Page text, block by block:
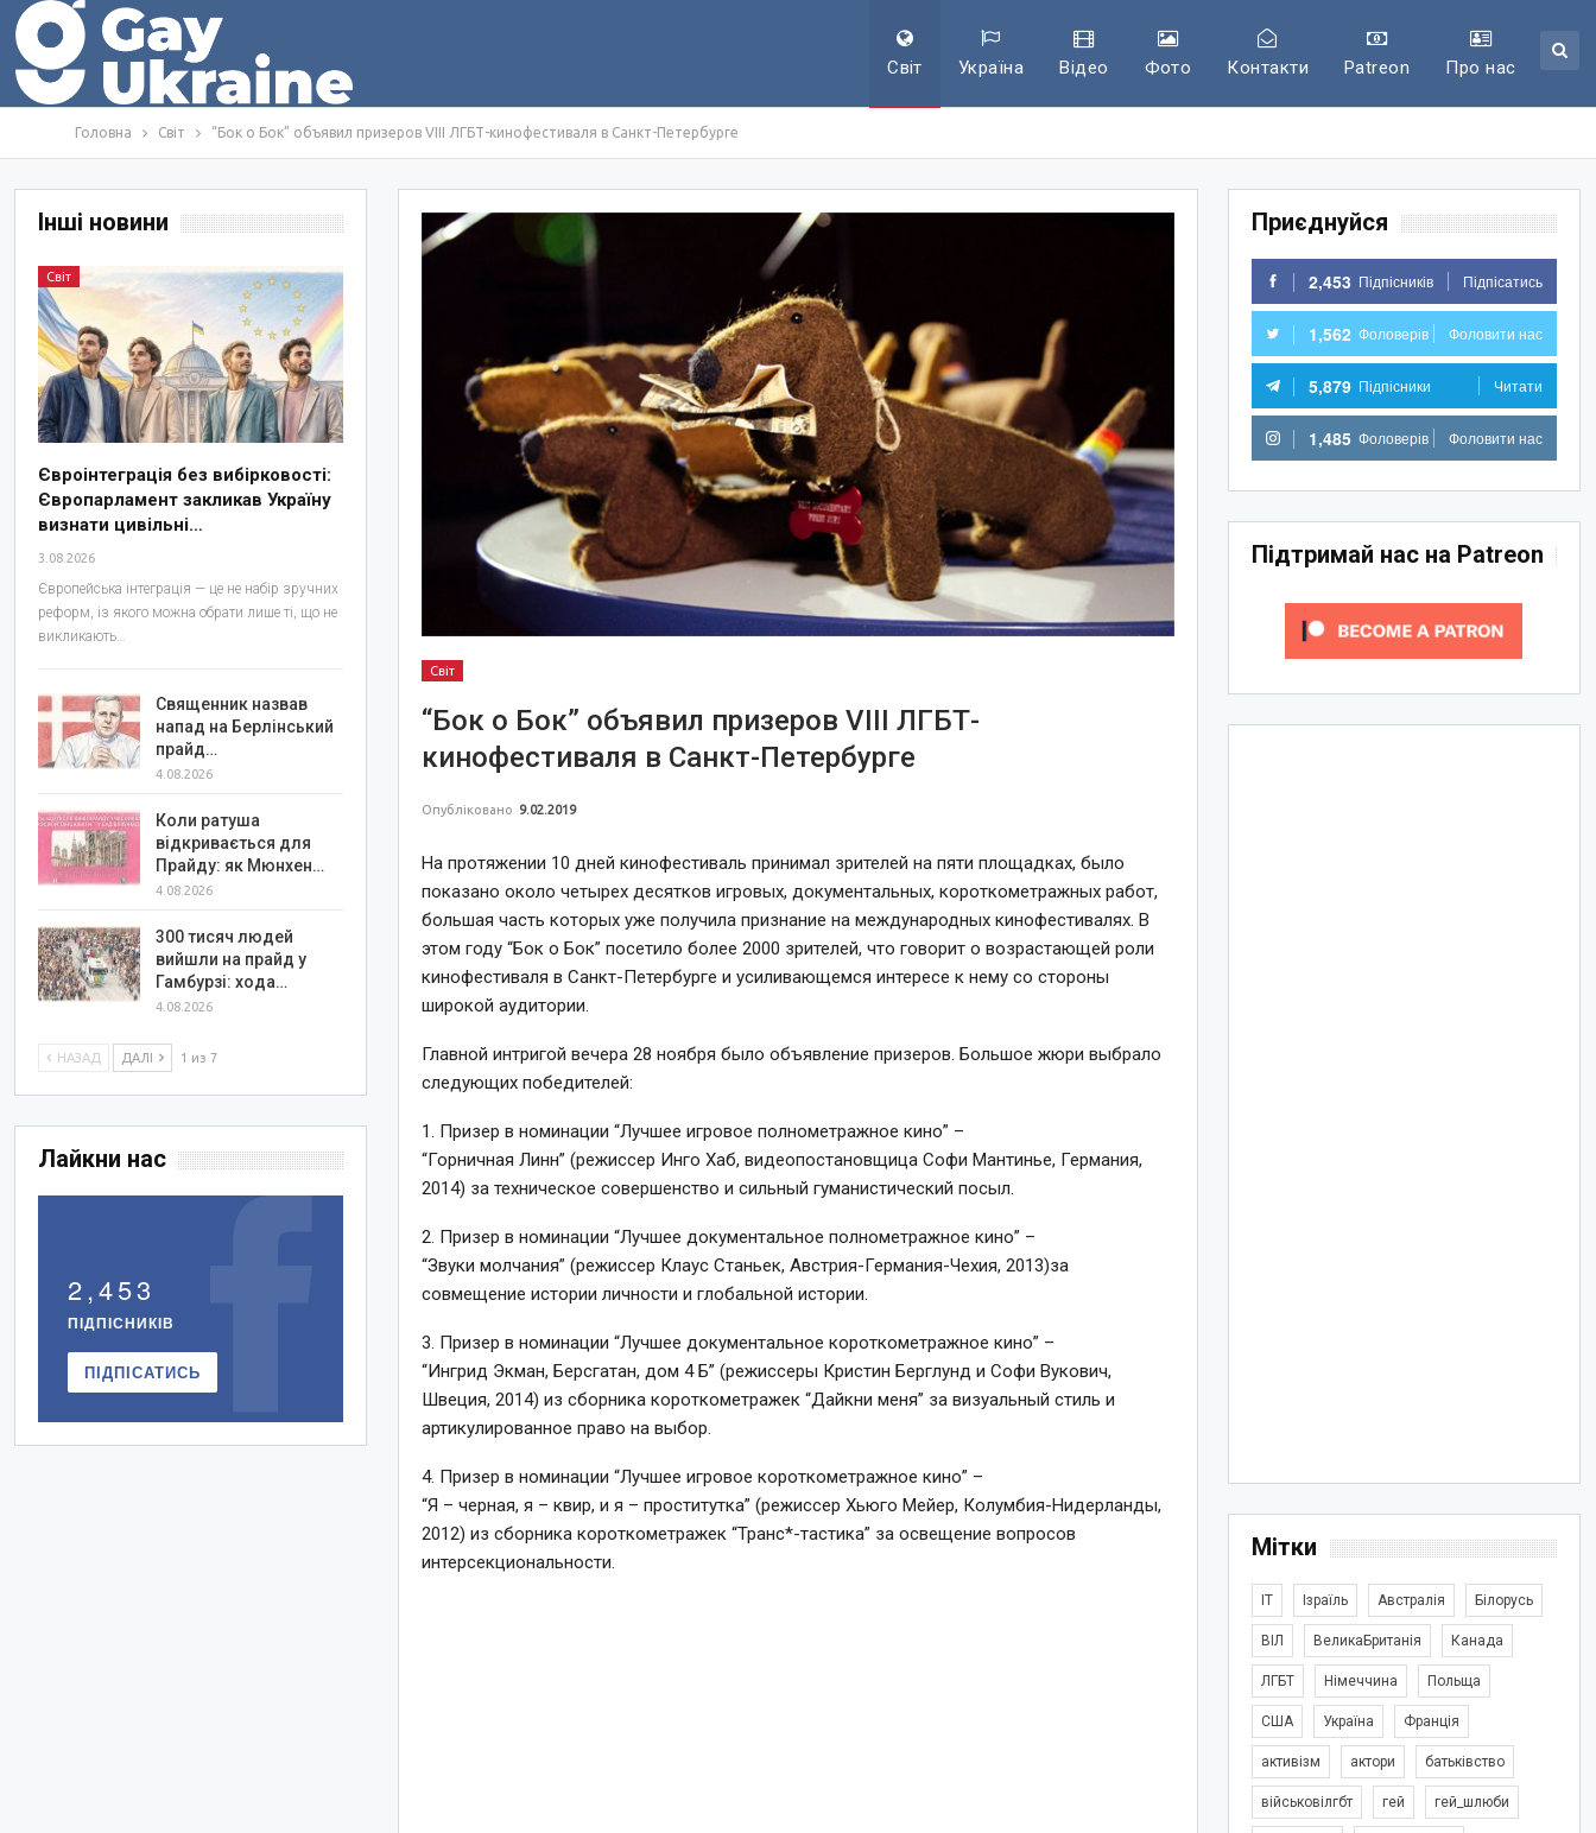
Світ Україна Відео Фото Контакти Patreon Про нас
Головна Світ “Бок о Бок” объявил призеров VIII ЛГБТ-кинофестиваля в Санкт-Петербурге
Світ
“Бок о Бок” объявил призеров VIII ЛГБТ-
кинофестиваля в Санкт-Петербурге
Опубліковано 9.02.2019
На протяжении 10 дней кинофестиваль принимал зрителей на пяти площадках, было
показано около четырех десятков игровых, документальных, короткометражных работ,
большая часть которых уже получила признание на международных кинофестивалях. В
этом году “Бок о Бок” посетило более 2000 зрителей, что говорит о возрастающей роли
кинофестиваля в Санкт-Петербурге и усиливающемся интересе к нему со стороны
широкой аудитории.
Главной интригой вечера 28 ноября было объявление призеров. Большое жюри выбрало
следующих победителей:
1. Призер в номинации “Лучшее игровое полнометражное кино” –
“Горничная Линн” (режиссер Инго Хаб, видеопостановщица Софи Мантинье, Германия,
2014) за техническое совершенство и сильный гуманистический посыл.
2. Призер в номинации “Лучшее документальное полнометражное кино” –
“Звуки молчания” (режиссер Клаус Станьек, Австрия-Германия-Чехия, 2013)за
совмещение истории личности и глобальной истории.
3. Призер в номинации “Лучшее документальное короткометражное кино” –
“Ингрид Экман, Берсгатан, дом 4 Б” (режиссеры Кристин Берглунд и Софи Вукович,
Швеция, 2014) из сборника короткометражек “Дайкни меня” за визуальный стиль и
артикулированное право на выбор.
4. Призер в номинации “Лучшее игровое короткометражное кино” –
“Я – черная, я – квир, и я – проститутка” (режиссер Хьюго Мейер, Колумбия-Нидерланды,
2012) из сборника короткометражек “Транс*-тастика” за освещение вопросов
интерсекциональности.
Приєднуйся
2,453 Підпісників Підпісатись
1,562 Фоловерів Фоловити нас
5,879 Підпісники Читати
1,485 Фоловерів Фоловити нас
Підтримай нас на Patreon
Мітки
IT Ізраїль Австралія Білорусь
ВІЛ ВеликаБританія Канада
ЛГБТ Німеччина Польща
США Україна Франція
активізм актори батьківство
військовілгбт гей гей_шлюби
Інші новини
Світ
Євроінтеграція без вибірковості:
Європарламент закликав Україну
визнати цивільні…
3.08.2026
Європейська інтеграція — це не набір зручних
реформ, із якого можна обрати лише ті, що не
викликають…
Священник назвав
напад на Берлінський
прайд…
4.08.2026
Коли ратуша
відкривається для
Прайду: як Мюнхен…
4.08.2026
300 тисяч людей
вийшли на прайд у
Гамбурзі: хода…
4.08.2026
НАЗАД ДАЛІ 1 из 7
Лайкни нас
2,453
ПІДПІСНИКІВ
ПІДПІСАТИСЬ